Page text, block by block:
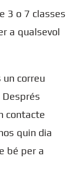
3 o 7 classes
a qualsevol
correu
contacte
quin dia
bé per a